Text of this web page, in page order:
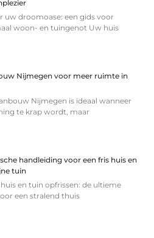
uw droomoase: een gids voor
woon- en tuingenot Uw huis
Nijmegen voor meer ruimte in
Nijmegen is ideaal wanneer
te krap wordt, maar
handleiding voor een fris huis en
tuin
en tuin opfrissen: de ultieme
een stralend thuis